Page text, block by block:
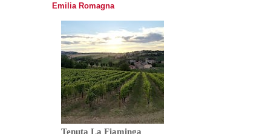
Emilia Romagna
Tenuta La Fiaminga